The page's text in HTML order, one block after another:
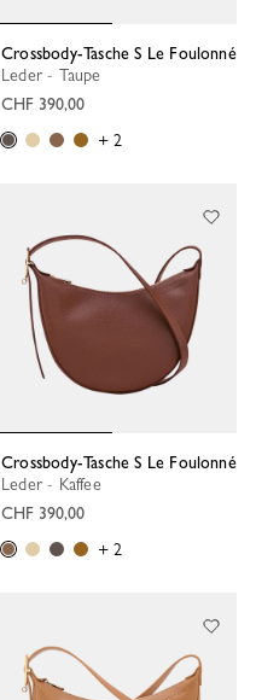
Crossbody-Tasche S Le Foulonné
Leder - Taupe
CHF 390,00
+ 2
Crossbody-Tasche S Le Foulonné
Leder - Kaffee
CHF 390,00
+ 2